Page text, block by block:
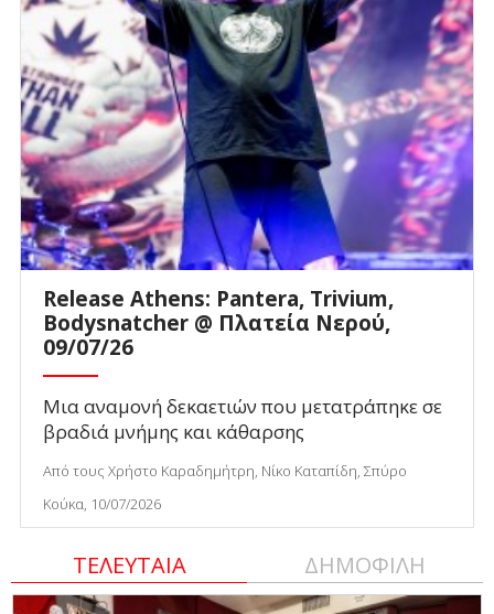
Release Athens: Pantera, Trivium,
Bodysnatcher @ Πλατεία Νερού,
09/07/26
Μια αναμονή δεκαετιών που μετατράπηκε σε
βραδιά μνήμης και κάθαρσης
Από τους Χρήστο Καραδημήτρη, Νίκο Καταπίδη, Σπύρο
Κούκα, 10/07/2026
ΤΕΛΕΥΤΑΙΑ ΔΗΜΟΦΙΛΗ